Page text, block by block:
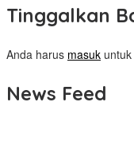
Tinggalkan
Anda harus masuk
News Feed